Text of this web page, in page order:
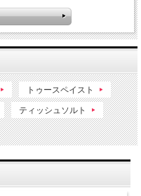
トゥースペイスト
ティッシュソルト